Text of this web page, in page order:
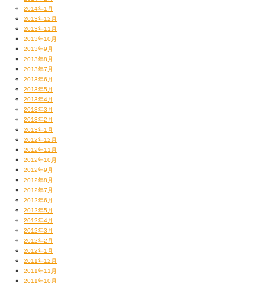
2014年1月
2013年12月
2013年11月
2013年10月
2013年9月
2013年8月
2013年7月
2013年6月
2013年5月
2013年4月
2013年3月
2013年2月
2013年1月
2012年12月
2012年11月
2012年10月
2012年9月
2012年8月
2012年7月
2012年6月
2012年5月
2012年4月
2012年3月
2012年2月
2012年1月
2011年12月
2011年11月
2011年10月